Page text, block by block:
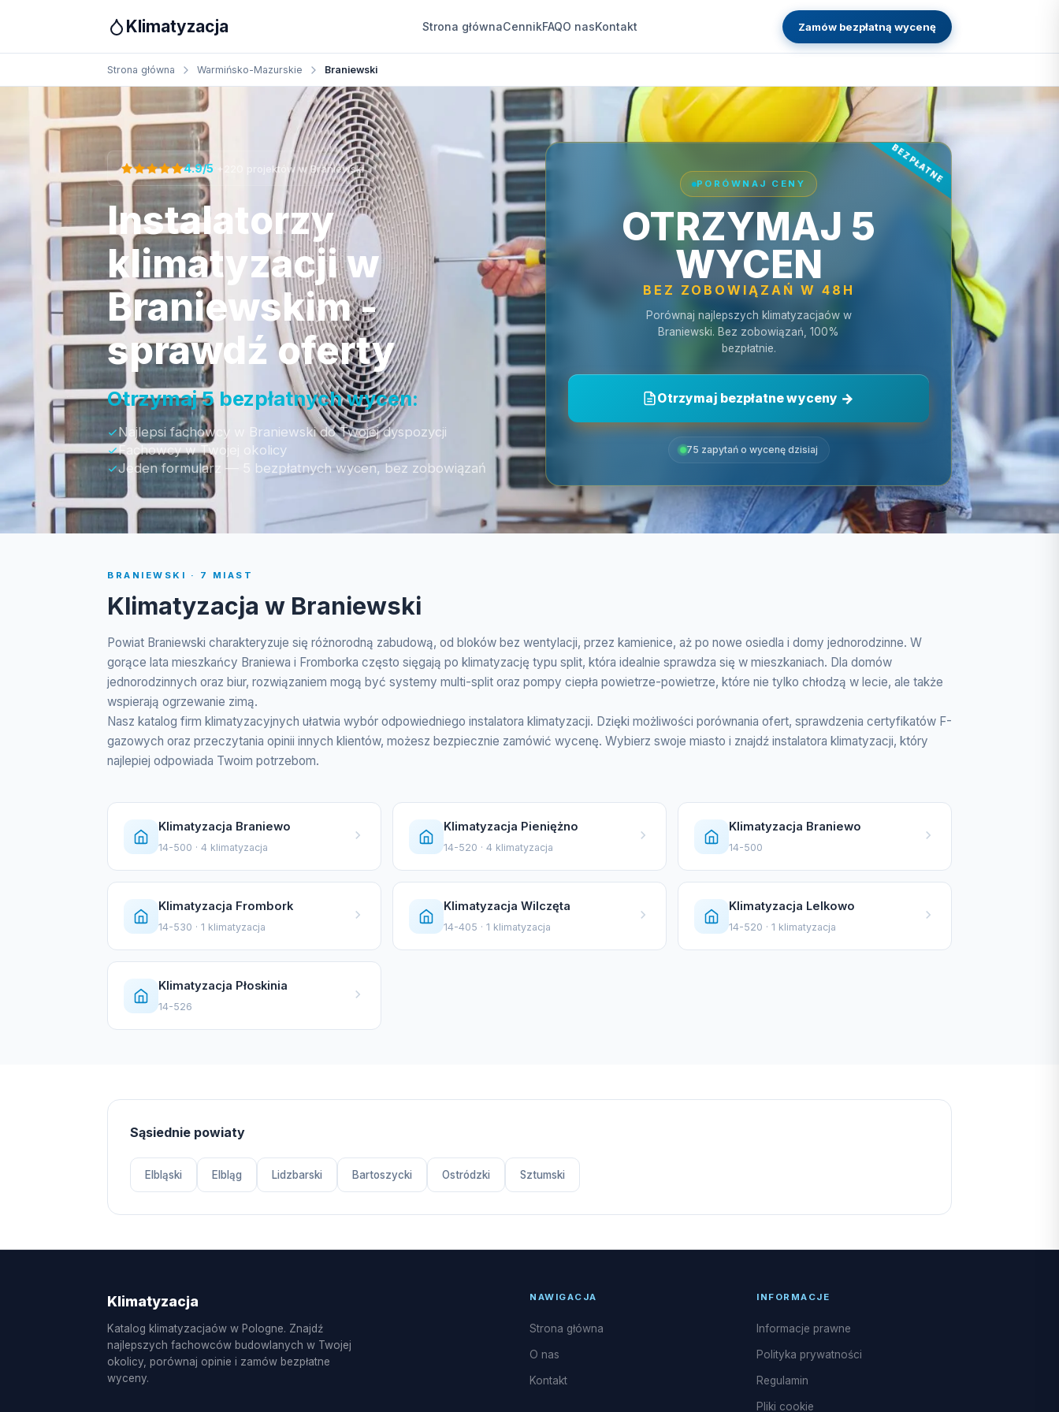
Klimatyzacja Strona głównaCennikFAQO nasKontakt Zamów bezpłatną wycenę
Strona główna Warmińsko-Mazurskie Braniewski
Otrzymaj bezpłatną wycenę
4.9/5 +220 projektów w Braniewski
Instalatorzy
klimatyzacji w
Braniewskim -
sprawdź oferty
Otrzymaj 5 bezpłatnych wycen:
Najlepsi fachowcy w Braniewski do Twojej dyspozycji
Fachowcy w Twojej okolicy
Jeden formularz — 5 bezpłatnych wycen, bez zobowiązań
PORÓWNAJ CENY
OTRZYMAJ 5
WYCEN
BEZ ZOBOWIĄZAŃ W 48H
Porównaj najlepszych klimatyzacjaów w
Braniewski. Bez zobowiązań, 100%
bezpłatnie.
Otrzymaj bezpłatne wyceny
75 zapytań o wycenę dzisiaj
BRANIEWSKI · 7 MIAST
Klimatyzacja w Braniewski
Powiat Braniewski charakteryzuje się różnorodną zabudową, od bloków bez wentylacji, przez kamienice, aż po nowe osiedla i domy jednorodzinne. W
gorące lata mieszkańcy Braniewa i Fromborka często sięgają po klimatyzację typu split, która idealnie sprawdza się w mieszkaniach. Dla domów
jednorodzinnych oraz biur, rozwiązaniem mogą być systemy multi-split oraz pompy ciepła powietrze-powietrze, które nie tylko chłodzą w lecie, ale także
wspierają ogrzewanie zimą.
Nasz katalog firm klimatyzacyjnych ułatwia wybór odpowiedniego instalatora klimatyzacji. Dzięki możliwości porównania ofert, sprawdzenia certyfikatów F-
gazowych oraz przeczytania opinii innych klientów, możesz bezpiecznie zamówić wycenę. Wybierz swoje miasto i znajdź instalatora klimatyzacji, który
najlepiej odpowiada Twoim potrzebom.
Klimatyzacja Braniewo
14-500 · 4 klimatyzacja
Klimatyzacja Pieniężno
14-520 · 4 klimatyzacja
Klimatyzacja Braniewo
14-500
Klimatyzacja Frombork
14-530 · 1 klimatyzacja
Klimatyzacja Wilczęta
14-405 · 1 klimatyzacja
Klimatyzacja Lelkowo
14-520 · 1 klimatyzacja
Klimatyzacja Płoskinia
14-526
Sąsiednie powiaty
Elbląski Elbląg Lidzbarski Bartoszycki Ostródzki Sztumski
Klimatyzacja
Katalog klimatyzacjaów w Pologne. Znajdź
najlepszych fachowców budowlanych w Twojej
okolicy, porównaj opinie i zamów bezpłatne
wyceny.
NAWIGACJA
Strona główna
O nas
Kontakt
INFORMACJE
Informacje prawne
Polityka prywatności
Regulamin
Pliki cookie